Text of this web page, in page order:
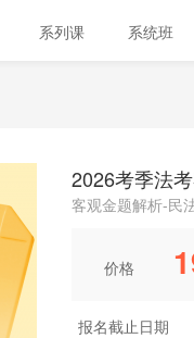
系列课 系统班
2026考季法
客观金题解析-民
价格
报名截止日期